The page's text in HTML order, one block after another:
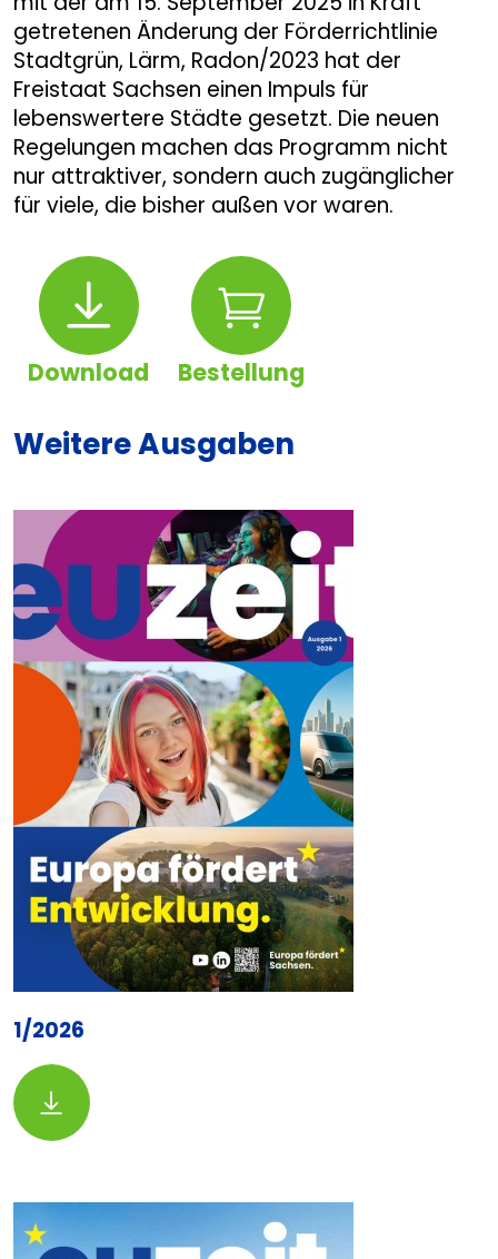
getretenen Änderung der Förderrichtlinie
Stadtgrün, Lärm, Radon/2023 hat der
Freistaat Sachsen einen Impuls für
lebenswertere Städte gesetzt. Die neuen
Regelungen machen das Programm nicht
nur attraktiver, sondern auch zugänglicher
für viele, die bisher außen vor waren.
Download
Download
Bestellung
Bestellung
Weitere Ausgaben
1/2026
Download